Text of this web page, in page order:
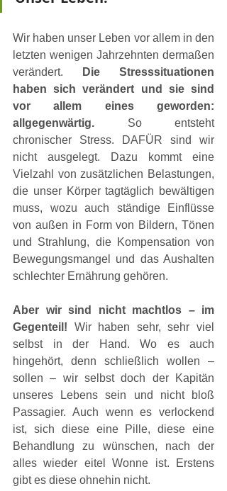
Wir haben unser Leben vor allem in den
letzten wenigen Jahrzehnten dermaßen
verändert.
Die Stresssituationen
haben sich verändert und sie sind
vor allem eines geworden:
allgegenwärtig. So entsteht
chronischer Stress. DAFÜR sind wir
nicht ausgelegt. Dazu kommt eine
Vielzahl von zusätzlichen Belastungen,
die unser Körper tagtäglich bewältigen
muss, wozu auch ständige Einflüsse
von außen in Form von Bildern, Tönen
und Strahlung, die Kompensation von
Bewegungsmangel und das Aushalten
schlechter Ernährung gehören.
Aber wir sind nicht machtlos – im
Gegenteil! Wir haben sehr, sehr viel
selbst in der Hand. Wo es auch
hingehört, denn schließlich wollen –
sollen – wir selbst doch der Kapitän
unseres Lebens sein und nicht bloß
Passagier. Auch wenn es verlockend
ist, sich diese eine Pille, diese eine
Behandlung zu wünschen, nach der
alles wieder eitel Wonne ist. Erstens
gibt es diese ohnehin nicht.